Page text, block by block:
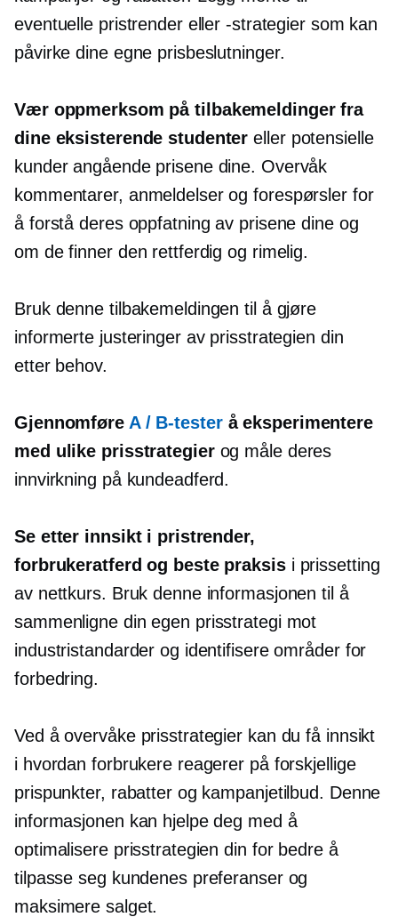
eventuelle pristrender eller -strategier som kan
påvirke dine egne prisbeslutninger.
Vær oppmerksom på tilbakemeldinger fra
dine eksisterende studenter eller potensielle
kunder angående prisene dine. Overvåk
kommentarer, anmeldelser og forespørsler for
å forstå deres oppfatning av prisene dine og
om de finner den rettferdig og rimelig.
Bruk denne tilbakemeldingen til å gjøre
informerte justeringer av prisstrategien din
etter behov.
Gjennomføre A / B-testerå eksperimentere
med ulike prisstrategierog måle deres
innvirkning på kundeadferd.
Se etter innsikt i pristrender,
forbrukeratferd og beste praksisi prissetting
av nettkurs. Bruk denne informasjonen til å
sammenligne din egen prisstrategi mot
industristandarder og identifisere områder for
forbedring.
Ved å overvåke prisstrategier kan du få innsikt
i hvordan forbrukere reagerer på forskjellige
prispunkter, rabatter og kampanjetilbud. Denne
informasjonen kan hjelpe deg med å
optimalisere prisstrategien din for bedre å
tilpasse seg kundenes preferanser og
maksimere salget.